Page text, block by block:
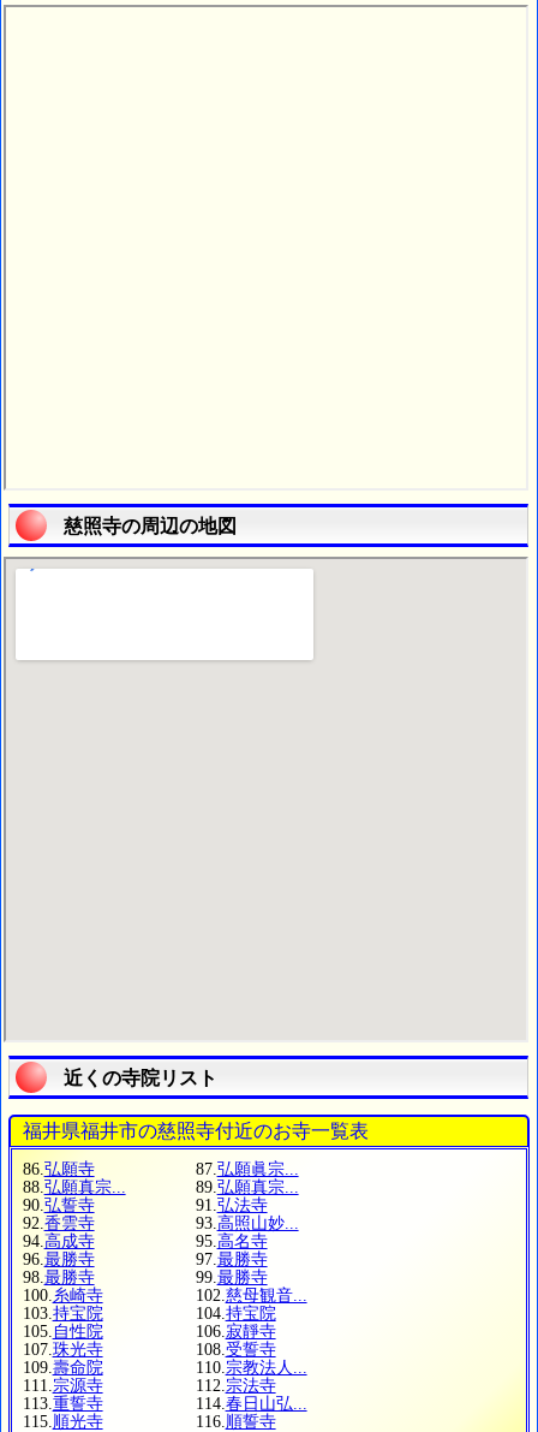
慈照寺の周辺の地図
近くの寺院リスト
福井県福井市の慈照寺付近のお寺一覧表
86. 弘願寺 87. 弘願眞宗...
88. 弘願真宗... 89. 弘願真宗...
90. 弘誓寺 91. 弘法寺
92. 香雲寺 93. 高照山妙...
94. 高成寺 95. 高名寺
96. 最勝寺 97. 最勝寺
98. 最勝寺 99. 最勝寺
100. 糸崎寺 102. 慈母観音...
103. 持宝院 104. 持宝院
105. 自性院 106. 寂靜寺
107. 珠光寺 108. 受誓寺
109. 壽命院 110. 宗教法人...
111. 宗源寺 112. 宗法寺
113. 重誓寺 114. 春日山弘...
115. 順光寺 116. 順誓寺